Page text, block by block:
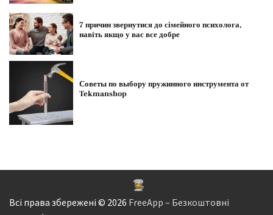
7 причин звернутися до сімейного психолога,
навіть якщо у вас все добре
Советы по выбору пружинного инструмента от
Tekmanshop
Всі права збережені © 2026 FreeApp – Безкоштовні